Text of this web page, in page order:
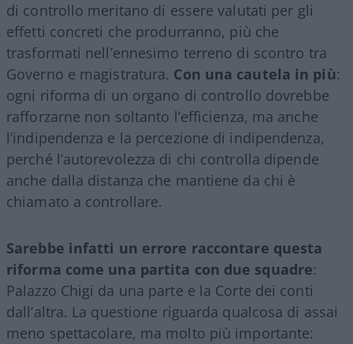
di controllo meritano di essere valutati per gli
effetti concreti che produrranno, più che
trasformati nell’ennesimo terreno di scontro tra
Governo e magistratura. Con una cautela in più:
ogni riforma di un organo di controllo dovrebbe
rafforzarne non soltanto l’efficienza, ma anche
l’indipendenza e la percezione di indipendenza,
perché l’autorevolezza di chi controlla dipende
anche dalla distanza che mantiene da chi è
chiamato a controllare.
Sarebbe infatti un errore raccontare questa
riforma come una partita con due squadre:
Palazzo Chigi da una parte e la Corte dei conti
dall’altra. La questione riguarda qualcosa di assai
meno spettacolare, ma molto più importante: